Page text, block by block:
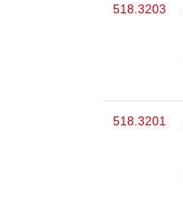
518.3203
518.3201